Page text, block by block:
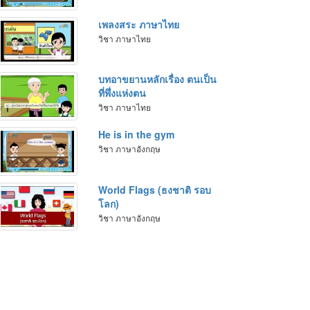
เพลงสระ ภาษาไทย
วิชา ภาษาไทย
บทอาขยานหลักเรื่อง ตนเป็น
ที่พึ่งแห่งตน
วิชา ภาษาไทย
He is in the gym
วิชา ภาษาอังกฤษ
World Flags (ธงชาติ รอบ
โลก)
วิชา ภาษาอังกฤษ